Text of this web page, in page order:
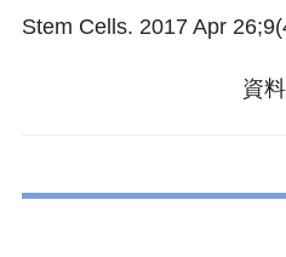
Stem Cells. 2017 Apr
資